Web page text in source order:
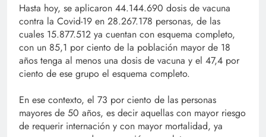
Hasta hoy, se aplicaron 44.144.690 dosis de vacuna
contra la Covid-19 en 28.267.178 personas, de las
cuales 15.877.512 ya cuentan con esquema completo,
con un 85,1 por ciento de la población mayor de 18
años tenga al menos una dosis de vacuna y el 47,4 por
ciento de ese grupo el esquema completo.
En ese contexto, el 73 por ciento de las personas
mayores de 50 años, es decir aquellas con mayor riesgo
de requerir internación y con mayor mortalidad, ya